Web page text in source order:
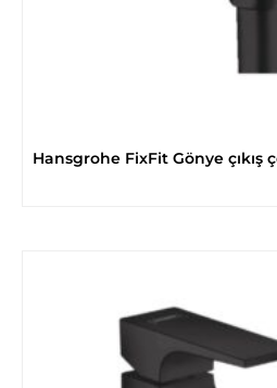
Hansgrohe FixFit Gönye çıkış